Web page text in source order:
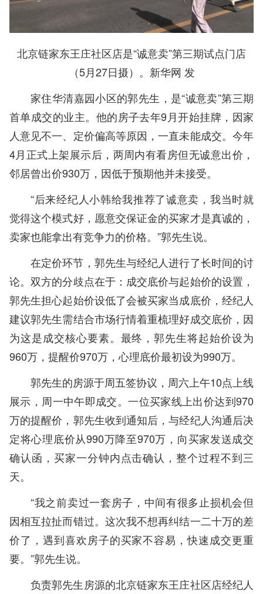
北京链家东王庄社区店是“诚意卖”第三期试点门店
（5月27日摄）。新华网 发
家住华清嘉园小区的郭先生，是“诚意卖”第三期
首单成交的业主。他的房子去年9月开始挂牌，因家
人意见不一、定价偏高等原因，一直未能成交。今年
4月正式上架展示后，两周内有看房但无诚意出价，
邻居曾出价930万，因低于预期他并未接受。
“后来经纪人小韩给我推荐了诚意卖，我当时就
觉得这个模式好，愿意交保证金的买家才是真诚的，
卖家也能拿出有竞争力的价格。”郭先生说。
在定价环节，郭先生与经纪人进行了长时间的讨
论。双方的分歧点在于：成交底价与起始价的设置，
郭先生担心起始价设低了会被买家当成底价，经纪人
建议郭先生需结合市场行情着重梳理好成交底价，因
为这是成交核心要素。最终，郭先生将起始价设为
960万，提醒价970万，心理底价最初设为990万。
郭先生的房源于周五签协议，周六上午10点上线
展示，周一中午即成交。一位买家线上出价达到970
万的提醒价，郭先生收到通知后，与经纪人沟通后决
定将心理底价从990万降至970万，向买家发送成交
确认函，买家一分钟内点击确认，整个过程不到三
天。
“我之前卖过一套房子，中间有很多止损机会但
因相互拉扯而错过。这次我不想再纠结一二十万的差
价了，遇到喜欢房子的买家不容易，快速成交更重
要。”郭先生说。
负责郭先生房源的北京链家东王庄社区店经纪人